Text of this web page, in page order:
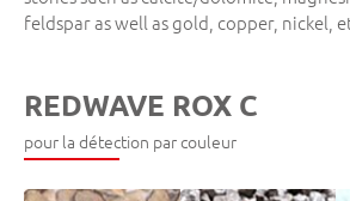
feldspar as well as gold, copper, nickel,
REDWAVE ROX C
pour la détection par couleur